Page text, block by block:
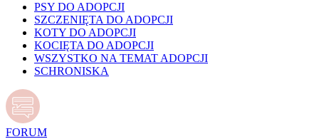
PSY DO ADOPCJI
SZCZENIĘTA DO ADOPCJI
KOTY DO ADOPCJI
KOCIĘTA DO ADOPCJI
WSZYSTKO NA TEMAT ADOPCJI
SCHRONISKA
FORUM